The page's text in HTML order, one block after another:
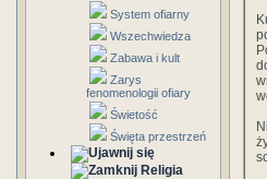
System ofiarny
Wszechwiedza
Zabawa i kult
Zarys
fenomenologii ofiary
Świetość
Święta przestrzeń
Religia